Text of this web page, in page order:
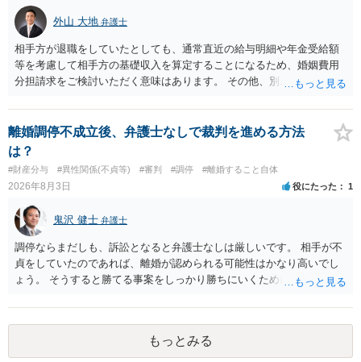
外山 大地 弁護士
相手方が退職をしていたとしても、通常直近の給与明細や年金受給額
等を考慮して相手方の基礎収入を算定することになるため、婚姻費用
分担請求をご検討いただく意味はあります。 その他、別居の経緯、質
て、ご検討いただくのが良いかと思います。
離婚調停不成立後、弁護士なしで裁判を進める方法
は？
#財産分与 #異性関係(不貞等) #審判 #調停 #離婚すること自体
2026年8月3日 役にたった 1
鬼沢 健士 弁護士
調停ならまだしも、訴訟となると弁護士なしは厳しいです。 相手が不
貞をしていたのであれば、離婚が認められる可能性はかなり高いでし
ょう。 そうすると勝てる事案をしっかり勝ちにいくためにも弁護士委
もっとみる